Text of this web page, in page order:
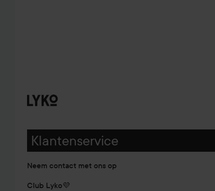
Klantenservice
Neem contact met ons op
Club Lyko💜